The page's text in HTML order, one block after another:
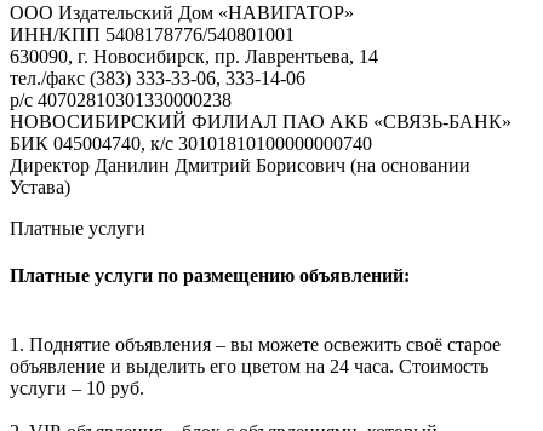
ООО Издательский Дом «НАВИГАТОР»
ИНН/КПП 5408178776/540801001
630090, г. Новосибирск, пр. Лаврентьева, 14
тел./факс (383) 333-33-06, 333-14-06
р/с 40702810301330000238
НОВОСИБИРСКИЙ ФИЛИАЛ ПАО АКБ «СВЯЗЬ-БАНК»
БИК 045004740, к/с 30101810100000000740
Директор Данилин Дмитрий Борисович (на основании
Устава)
Платные услуги
Платные услуги по размещению объявлений:
1. Поднятие объявления – вы можете освежить своё старое
объявление и выделить его цветом на 24 часа. Стоимость
услуги – 10 руб.